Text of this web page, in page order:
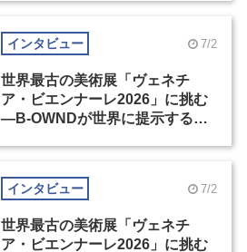
インタビュー 7/2
世界最古の美術展「ヴェネチ
ア・ビエンナーレ2026」に挑む
―B-OWNDが世界に提示する美
インタビュー 7/2
世界最古の美術展「ヴェネチ
ア・ビエンナーレ2026」に挑む